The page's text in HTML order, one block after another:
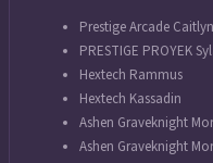
Prestige Arcade Caitlyn
PRESTIGE PROYEK
Hextech Rammus
Hextech Kassadin
Ashen Graveknight
Ashen Graveknight